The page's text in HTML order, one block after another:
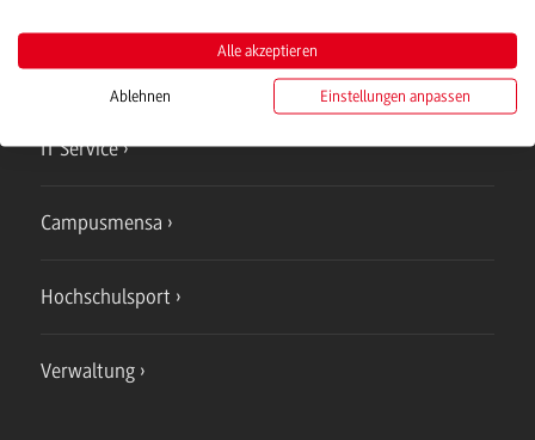
Bad Mergentheim
Studienangebote
IT Service
Campusmensa
Hochschulsport
Verwaltung
Alle akzeptieren
Ablehnen Einstellungen anpassen